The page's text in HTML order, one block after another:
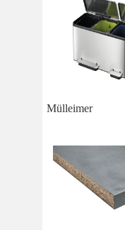
Mülleimer